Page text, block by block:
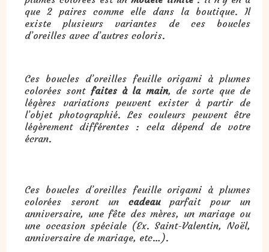
que 2 paires comme elle dans la boutique. Il
existe plusieurs variantes de ces boucles
d’oreilles avec d’autres coloris.
Ces boucles d’oreilles feuille origami à plumes
colorées sont faites à la main, de sorte que de
légères variations peuvent exister à partir de
l’objet photographié. Les couleurs peuvent être
légèrement différentes : cela dépend de votre
écran.
Ces boucles d’oreilles feuille origami à plumes
colorées seront un cadeauparfait pour un
anniversaire, une fête des mères, un mariage ou
une occasion spéciale (Ex. Saint-Valentin, Noël,
anniversaire de mariage, etc…).